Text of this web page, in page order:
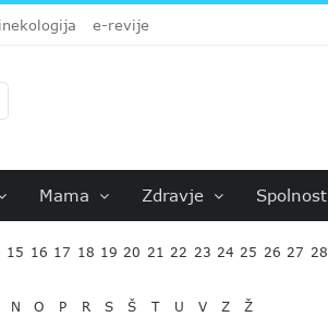
e-revije
Mama Zdravje Spolnost
15 16 17 18 19 20 21 22 23 24 25 26 27 28
N O P R S Š T U V Z Ž